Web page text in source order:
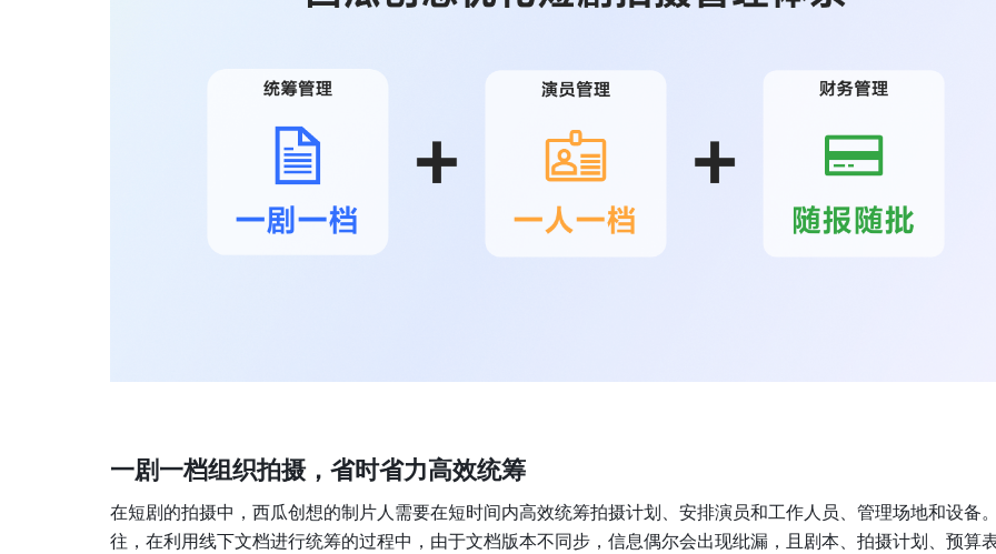
一剧一档组织拍摄，省时省力高效统筹
在短剧的拍摄中，西瓜创想的制片人需要在短时间内高效统筹拍摄计划、安排演员和工作人员、管理场地和设备
往，在利用线下文档进行统筹的过程中，由于文档版本不同步，信息偶尔会出现纰漏，且剧本、拍摄计划、预算